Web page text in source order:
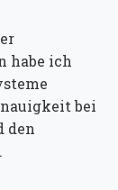
habe ich
bei
den